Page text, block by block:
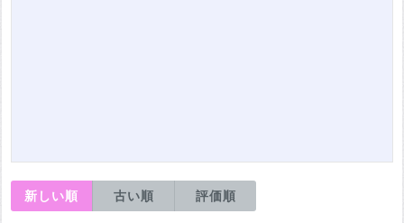
新しい順 古い順 評価順